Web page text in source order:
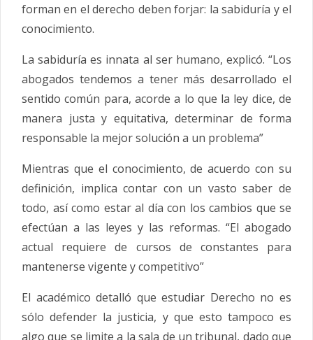
forman en el derecho deben forjar: la sabiduría y el
conocimiento.
La sabiduría es innata al ser humano, explicó. “Los
abogados tendemos a tener más desarrollado el
sentido común para, acorde a lo que la ley dice, de
manera justa y equitativa, determinar de forma
responsable la mejor solución a un problema”
Mientras que el conocimiento, de acuerdo con su
definición, implica contar con un vasto saber de
todo, así como estar al día con los cambios que se
efectúan a las leyes y las reformas. “El abogado
actual requiere de cursos de constantes para
mantenerse vigente y competitivo”
El académico detalló que estudiar Derecho no es
sólo defender la justicia, y que esto tampoco es
algo que se limite a la sala de un tribunal, dado que